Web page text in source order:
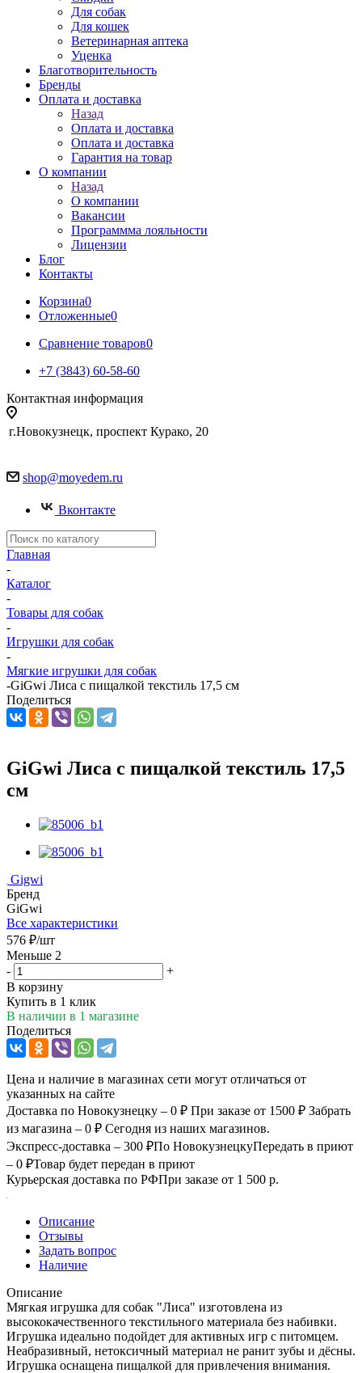
Для собак
Для кошек
Ветеринарная аптека
Уценка
Благотворительность
Бренды
Оплата и доставка
Назад
Оплата и доставка
Оплата и доставка
Гарантия на товар
О компании
Назад
О компании
Вакансии
Программма лояльности
Лицензии
Блог
Контакты
Корзина0
Отложенные0
Сравнение товаров0
+7 (3843) 60-58-60
Контактная информация
г.Новокузнецк, проспект Курако, 20
shop@moyedem.ru
Вконтакте
Главная
-
Каталог
-
Товары для собак
-
Игрушки для собак
-
Мягкие игрушки для собак
-GiGwi Лиса с пищалкой текстиль 17,5 см
Поделиться
GiGwi Лиса с пищалкой текстиль 17,5
см
Gigwi
Бренд
GiGwi
Все характеристики
576 ₽/шт
Меньше 2
-
+
В корзину
Купить в 1 клик
В наличии в 1 магазине
Поделиться
Цена и наличие в магазинах сети могут отличаться от
указанных на сайте
Доставка по Новокузнецку – 0 ₽ При заказе от 1500 ₽ Забрать
из магазина – 0 ₽ Сегодня из наших магазинов.
Экспресс-доставка – 300 ₽По НовокузнецкуПередать в приют
– 0 ₽Товар будет передан в приют
Курьерская доставка по РФПри заказе от 1 500 р.
Описание
Отзывы
Задать вопрос
Наличие
Описание
Мягкая игрушка для собак "Лиса" изготовлена из
высококачественного текстильного материала без набивки.
Игрушка идеально подойдет для активных игр с питомцем.
Неабразивный, нетоксичный материал не ранит зубы и дёсны.
Игрушка оснащена пищалкой для привлечения внимания.